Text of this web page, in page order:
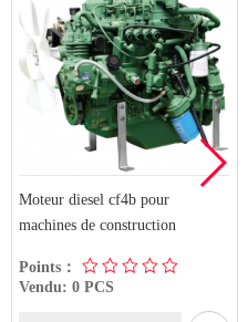
Moteur diesel cf4b pour
machines de construction
Points：
Vendu: 0 PCS